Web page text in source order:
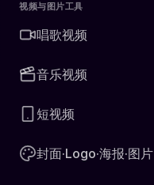
视频与图片工具
唱歌视频
音乐视频
短视频
封面·Logo·海报·图片